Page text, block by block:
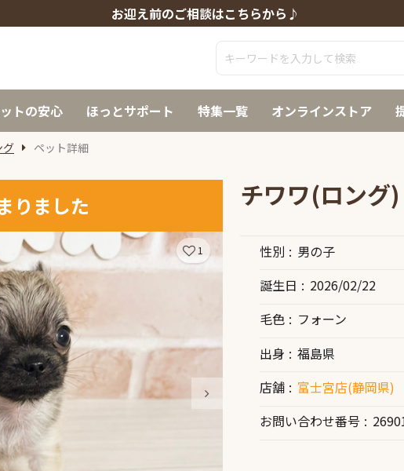
お迎え前のご相談はこちらから♪
トの安心 ほっとサポート 特集一覧 オンラインストア
グ ペット詳細
りました
1
チワワ(ロング)
性別
男の子
誕生日
2026/02/22
毛色
フォーン
出身
福島県
店舗
富士宮店(静岡県)
お問い合わせ番号